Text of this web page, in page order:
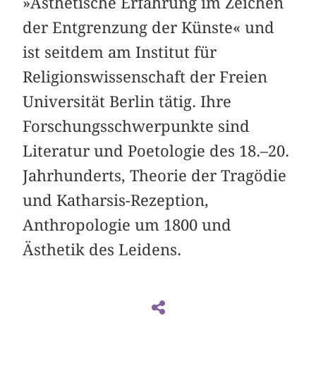
der Entgrenzung der Künste« und
ist seitdem am Institut für
Religionswissenschaft der Freien
Universität Berlin tätig. Ihre
Forschungsschwerpunkte sind
Literatur und Poetologie des 18.–20.
Jahrhunderts, Theorie der Tragödie
und Katharsis-Rezeption,
Anthropologie um 1800 und
Ästhetik des Leidens.